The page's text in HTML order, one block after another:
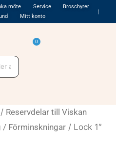
möte Service
Broschyrer
Mitt konto
0
Varukorg
/ Reservdelar till Viskan
/ Förminskningar / Lock 1″